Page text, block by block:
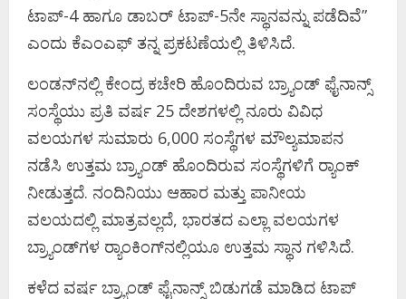
ಟಾಪ್-4 ಹಾಗೂ ಡಾಬರ್ ಟಾಪ್-5ನೇ ಸ್ಥಾನವನ್ನು ಪಡೆದಿವೆ”
ಎಂದು ಕೆಎಂಎಫ್ ತನ್ನ ಪ್ರಕಟಣೆಯಲ್ಲಿ ತಿಳಿಸಿದೆ.
ಲಂಡನ್​ನಲ್ಲಿ ಕೇಂದ್ರ ಕಚೇರಿ ಹೊಂದಿರುವ ಬ್ರ್ಯಾಂಡ್​​ ಫೈನಾನ್ಸ್​
ಸಂಸ್ಥೆಯು ಪ್ರತಿ ವರ್ಷ 25 ದೇಶಗಳಲ್ಲಿ ನೂರು ವಿವಿಧ
ವಲಯಗಳ ಸುಮಾರು 6,000 ಸಂಸ್ಥೆಗಳ ಮೌಲ್ಯಮಾಪನ
ನಡೆಸಿ ಉತ್ತಮ ಬ್ರ್ಯಾಂಡ್​ ಹೊಂದಿರುವ ಸಂಸ್ಥೆಗಳಿಗೆ ರ‍್ಯಾಂಕ್​
ನೀಡುತ್ತದೆ. ನಂದಿನಿಯು ಆಹಾರ ಮತ್ತು ಪಾನೀಯ
ವಲಯದಲ್ಲಿ ಮಾತ್ರವಲ್ಲದೆ, ಭಾರತದ ಎಲ್ಲಾ ವಲಯಗಳ
ಬ್ರ್ಯಾಂಡ್​ಗಳ ರ‍್ಯಾಂಕಿಂಗ್​ನಲ್ಲಿಯೂ ಉತ್ತಮ ಸ್ಥಾನ ಗಳಿಸಿದೆ.
ಕಳೆದ ವರ್ಷ ಬ್ರ್ಯಾಂಡ್ ಫೈನಾನ್ಸ್ ಬಿಡುಗಡೆ ಮಾಡಿದ ಟಾಪ್​